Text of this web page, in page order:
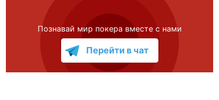
Познавай мир покера вместе с нами
Перейти в чат